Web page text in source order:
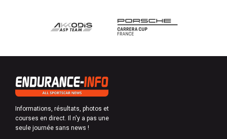
Informations, résultats, photos et
courses en direct. Il n'y a pas une
seule journée sans news !